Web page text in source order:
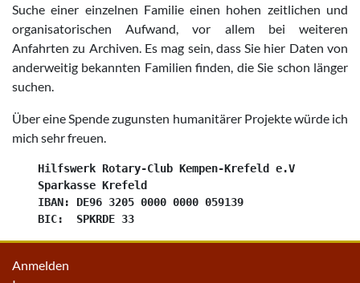
Suche einer einzelnen Familie einen hohen zeitlichen und
organisatorischen Aufwand, vor allem bei weiteren
Anfahrten zu Archiven. Es mag sein, dass Sie hier Daten von
anderweitig bekannten Familien finden, die Sie schon länger
suchen.
Über eine Spende zugunsten humanitärer Projekte würde ich
mich sehr freuen.
    Hilfswerk Rotary-Club Kempen-Krefeld e.V
    Sparkasse Krefeld
    IBAN: DE96 3205 0000 0000 059139
Anmelden